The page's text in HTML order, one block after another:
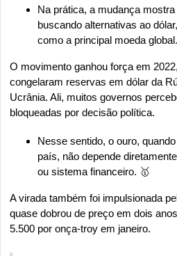
Na prática, a mudança
buscando alternativas ao
como a principal moeda global.
O movimento ganhou força em
congelaram reservas em dólar da
Ucrânia. Ali, muitos governos
bloqueadas por decisão política.
Nesse sentido, o ouro,
país, não depende
ou sistema financeiro. 🥇
A virada também foi impulsionada
quase dobrou de preço em dois
5.500 por onça-troy em janeiro.